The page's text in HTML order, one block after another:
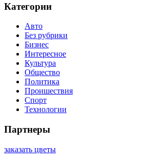
Категории
Авто
Без рубрики
Бизнес
Интересное
Культура
Общество
Политика
Проишествия
Спорт
Технологии
Партнеры
заказать цветы